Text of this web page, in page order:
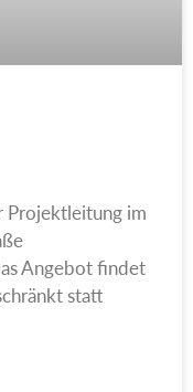
im
Angebot findet
statt